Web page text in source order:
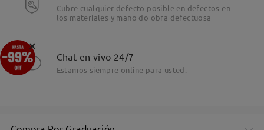
Cubre cualquier defecto posible en defectos en
los materiales y mano do obra defectuosa
Chat en vivo 24/7
Estamos siempre online para usted.
×